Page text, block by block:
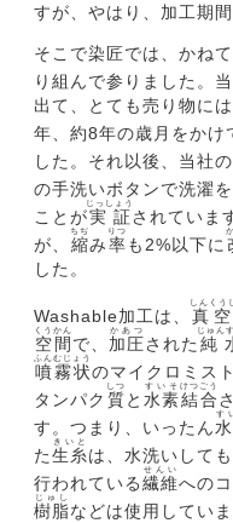
すが、やはり、加工期
そこで染匠では、かね
り組んで参りました。
出て、とても売り物に
年、約8年の歳月をかけ
した。それ以後、当社
の手洗いボタンで洗濯を
ことが実証
じっしょう
されていま
が、 縮
ちぢ
み率
りつ
も2%以下に
した。
Washable加工は、 真
しんくう
空間
くうかん
で、 加圧
かあつ
された 純
じゅん
噴霧状
ふんむじょう
のマイクロミス
タンパク 質
しつ
と 水素
すいそ
結合
けつごう
す。つまり、いったん
す
た生糸
きいと
は、水洗いしても
行われている繊維
せんい
への
樹脂
じゅし
などは使用してい